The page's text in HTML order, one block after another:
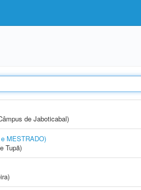
de Jaboticabal)
MESTRADO)
Tupã)